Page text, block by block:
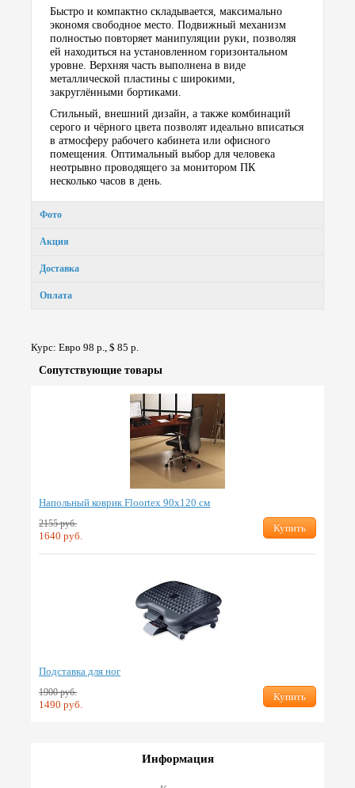
Быстро и компактно складывается, максимально
экономя свободное место. Подвижный механизм
полностью повторяет манипуляции руки, позволяя
ей находиться на установленном горизонтальном
уровне. Верхняя часть выполнена в виде
металлической пластины с широкими,
закруглёнными бортиками.
Стильный, внешний дизайн, а также комбинаций
серого и чёрного цвета позволят идеально вписаться
в атмосферу рабочего кабинета или офисного
помещения. Оптимальный выбор для человека
неотрывно проводящего за монитором ПК
несколько часов в день.
Фото
Акция
Доставка
Оплата
Курс: Евро 98 р., $ 85 р.
Сопут­ствую­щие товары
Напольный коврик Floortex 90х120 см
2155 руб.
1640 руб.
Купить
Подставка для ног
1900 руб.
1490 руб.
Купить
Информация